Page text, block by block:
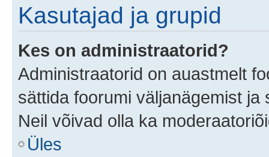
Kasutajad ja grupid
Kes on administraatorid?
Administraatorid on auastmelt
sättida foorumi väljanägemist
Neil võivad olla ka
Üles